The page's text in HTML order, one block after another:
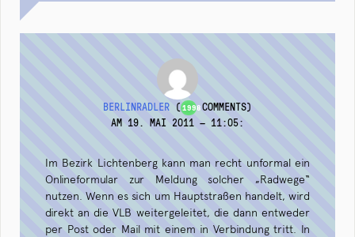
BERLINRADLER (1998COMMENTS)
AM 19. MAI 2011 — 11:05:
Im Bezirk Lichtenberg kann man recht unformal ein
Onlineformular zur Meldung solcher „Radwege“
nutzen. Wenn es sich um Hauptstraßen handelt, wird
direkt an die VLB weitergeleitet, die dann entweder
per Post oder Mail mit einem in Verbindung tritt. In